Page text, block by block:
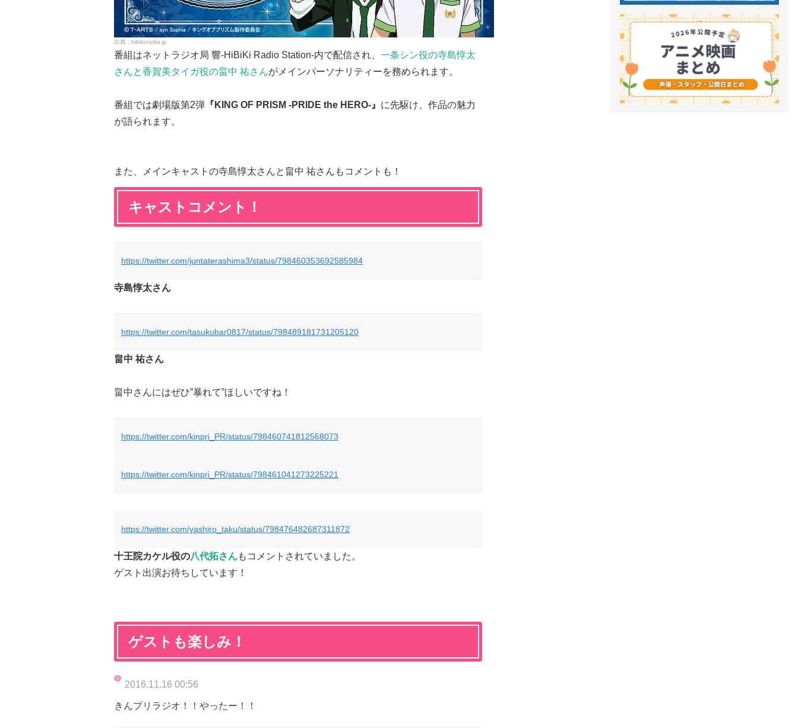
hibiki-radio.jp
番組はネットラジオ局 響-HiBiKi Radio Station-内で配信され、 一条シン役の寺島惇太
さんと香賀美タイガ役の畠中 祐さんがメインパーソナリティーを務められます。
番組では劇場版第2弾 『KING OF PRISM -PRIDE the HERO-』 に先駆け、作品の魅力
が語られます。
また、メインキャストの寺島惇太さんと畠中 祐さんもコメントも！
キャストコメント！
https://twitter.com/juntaterashima3/status/798460353692585984
寺島惇太さん
https://twitter.com/tasukubar0817/status/798489181731205120
畠中 祐さん
畠中さんにはぜひ”暴れて”ほしいですね！
https://twitter.com/kinpri_PR/status/798460741812568073
https://twitter.com/kinpri_PR/status/798461041273225221
https://twitter.com/yashiro_taku/status/798476482687311872
十王院カケル役の八代拓さんもコメントされていました。
ゲスト出演お待ちしています！
ゲストも楽しみ！
2016.11.16 00:56
きんプリラジオ！！やったー！！